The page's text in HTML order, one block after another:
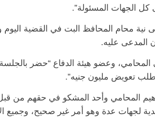
الجهات المسئولة”.
نية محام المحافظ البت في القضية
المدعى عليه.
المحامي، وعضو هيئة الدفاع “حضر
تعويض مليون جنيه”.
المحامي وأحد المشكو في حقهم من
لجهات عدة وهو أمر غير صحيح، وجميع